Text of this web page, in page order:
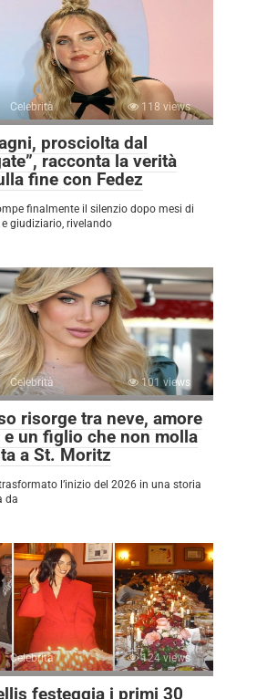
Celebrità 118 views
prosciolta dal
racconta la verità
fine con Fedez
finalmente il silenzio dopo mesi di
giudiziario, rivelando
Celebrità 101 views
risorge tra neve, amore
un figlio che non molla
a St. Moritz
l’inizio del 2026 in una storia
da
Celebrità 124 views
festeggia i primi 30